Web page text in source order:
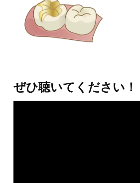
ぜひ聴いてください！